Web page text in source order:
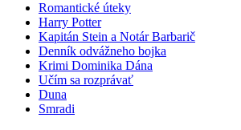
Romantické úteky
Harry Potter
Kapitán Stein a Notár Barbarič
Denník odvážneho bojka
Krimi Dominika Dána
Učím sa rozprávať
Duna
Smradi